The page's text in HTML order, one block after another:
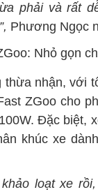
phải và rất
Phương Ngọc
thừa nhận, với
ZGoo cho
Đặc biệt,
khúc xe
loạt xe